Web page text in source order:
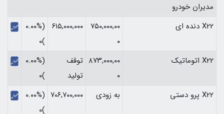
مدیران خودرو
X22 دنده ای
۷۵۰,۰۰۰,۰۰
۰
۶۱۵,۰۰۰,۰۰۰
(۰.۰۰%
)۰
X22 اتوماتیک
۸۷۳,۰۰۰,۰۰
۰
توقف
تولید
(۰.۰۰%
)۰
X22 پرو دستی
به زودی ۷۰۶,۷۰۰,۰۰۰
(۰.۰۰%
)۰